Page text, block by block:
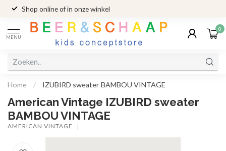
Shop online of in onze winkel
MENU
0
Home / IZUBIRD sweater BAMBOU VINTAGE
American Vintage IZUBIRD sweater
BAMBOU VINTAGE
AMERICAN VINTAGE